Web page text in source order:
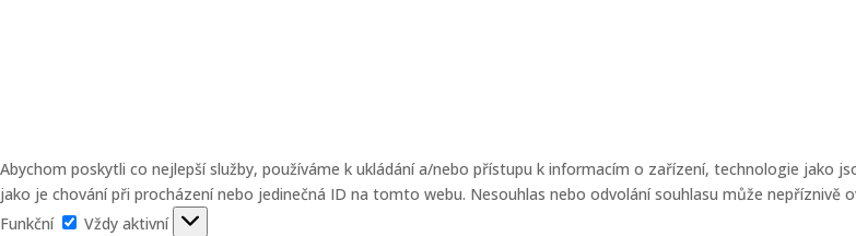
Abychom poskytli co nejlepší služby, používáme k ukládání a/nebo přístupu k informacím o zařízení, technologie jako
jako je chování při procházení nebo jedinečná ID na tomto webu. Nesouhlas nebo odvolání souhlasu může nepříznivě
Funkční
Funkční
Vždy aktivní